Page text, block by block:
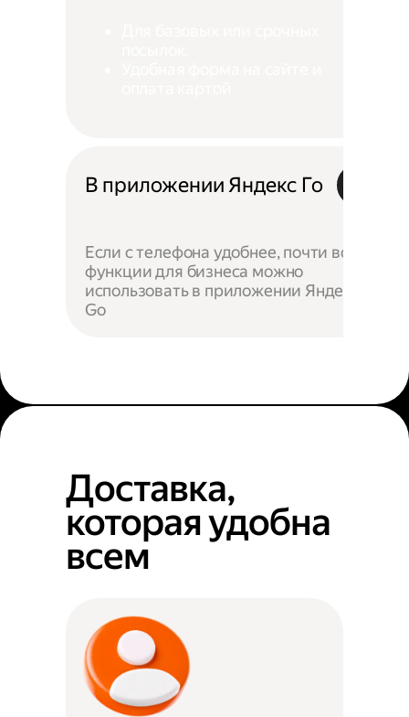
В приложении Яндекс Го
Если с телефона удобнее, почти все
функции для бизнеса можно
использовать в приложении Яндекс
Go
Доставка,
которая удобна
всем